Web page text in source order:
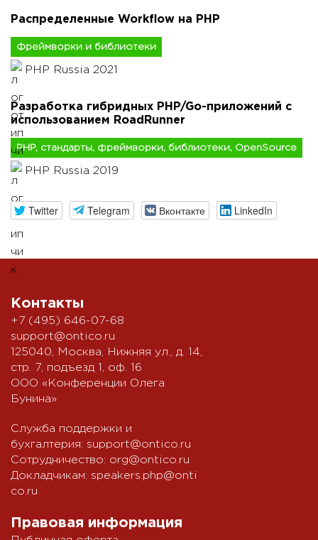
Распределенные Workflow на PHP
Фреймворки и библиотеки
PHP Russia 2021
Разработка гибридных PHP/Go-приложений с
использованием RoadRunner
PHP, стандарты, фреймворки, библиотеки, OpenSource
PHP Russia 2019
Twitter Telegram Вконтакте LinkedIn
Контакты
+7 (495) 646-07-68
support@ontico.ru
125040, Москва, Нижняя ул., д. 14,
стр. 7, подъезд 1, оф. 16
ООО «Конференции Олега
Бунина»
Служба поддержки и
бухгалтерия: support@ontico.ru
Сотрудничество: org@ontico.ru
Докладчикам: speakers.php@onti
co.ru
Правовая информация